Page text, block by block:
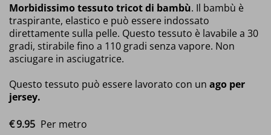
Morbidissimo tessuto tricot di bambù. Il bambù è
traspirante, elastico e può essere indossato
direttamente sulla pelle. Questo tessuto è lavabile a 30
gradi, stirabile fino a 110 gradi senza vapore. Non
asciugare in asciugatrice.
Questo tessuto può essere lavorato con un ago per
jersey.
€9.95 Per metro